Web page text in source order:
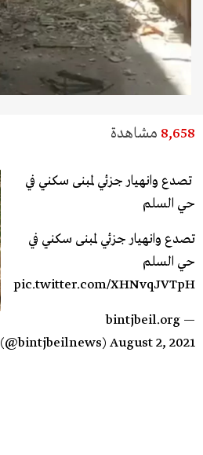
8,658 مشاهدة
تصدع وانهيار جزئي لمبنى سكني في
حي السلم
تصدع وانهيار جزئي لمبنى سكني في
حي السلم
pic.twitter.com/XHNvqJVTpH
— bintjbeil.org
(@bintjbeilnews) August 2, 2021